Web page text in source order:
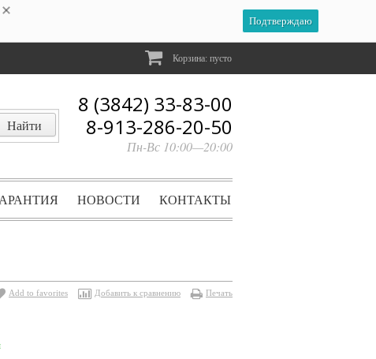
Подтверждаю
Корзина: пусто
8 (3842) 33-83-00
8-913-286-20-50
Пн-Вс 10:00—20:00
НОВОСТИ КОНТАКТЫ
Add to favorites Добавить к сравнению Печать